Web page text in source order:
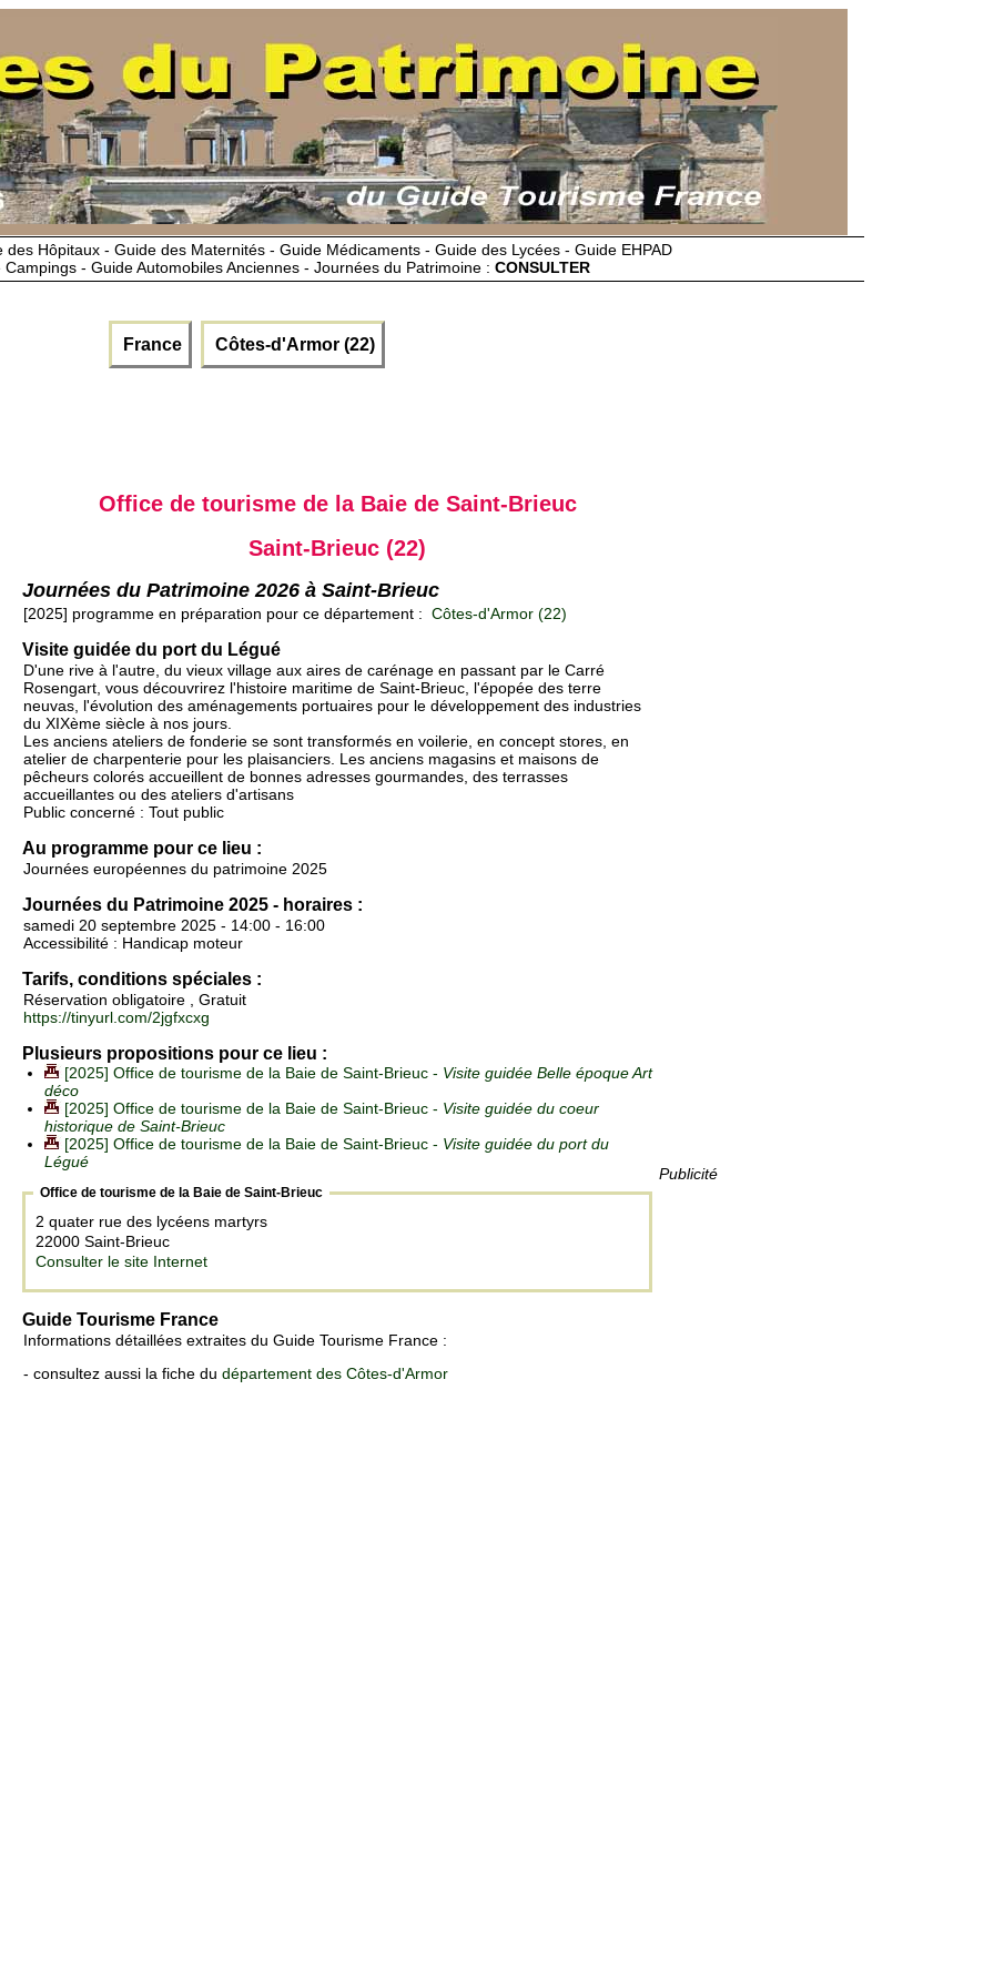
Hôpitaux - Guide des Maternités - Guide Médicaments - Guide des Lycées - Guide EHPAD
- Guide Automobiles Anciennes - Journées du Patrimoine : CONSULTER
France Côtes-d'Armor (22)
Publicité
Office de tourisme de la Baie de Saint-Brieuc
Saint-Brieuc (22)
Journées du Patrimoine 2026 à Saint-Brieuc
[2025] programme en préparation pour ce département : Côtes-d'Armor (22)
Visite guidée du port du Légué
D'une rive à l'autre, du vieux village aux aires de carénage en passant par le Carré
Rosengart, vous découvrirez l'histoire maritime de Saint-Brieuc, l'épopée des terre
neuvas, l'évolution des aménagements portuaires pour le développement des industries
du XIXème siècle à nos jours.
Les anciens ateliers de fonderie se sont transformés en voilerie, en concept stores, en
atelier de charpenterie pour les plaisanciers. Les anciens magasins et maisons de
pêcheurs colorés accueillent de bonnes adresses gourmandes, des terrasses
accueillantes ou des ateliers d'artisans
Public concerné : Tout public
Au programme pour ce lieu :
Journées européennes du patrimoine 2025
Journées du Patrimoine 2025 - horaires :
samedi 20 septembre 2025 - 14:00 - 16:00
Accessibilité : Handicap moteur
Tarifs, conditions spéciales :
Réservation obligatoire , Gratuit
https://tinyurl.com/2jgfxcxg
Plusieurs propositions pour ce lieu :
[2025] Office de tourisme de la Baie de Saint-Brieuc - Visite guidée Belle époque Art
déco
[2025] Office de tourisme de la Baie de Saint-Brieuc - Visite guidée du coeur
historique de Saint-Brieuc
[2025] Office de tourisme de la Baie de Saint-Brieuc - Visite guidée du port du
Légué
Office de tourisme de la Baie de Saint-Brieuc
2 quater rue des lycéens martyrs
22000 Saint-Brieuc
Consulter le site Internet
Guide Tourisme France
Informations détaillées extraites du Guide Tourisme France :
- consultez aussi la fiche du département des Côtes-d'Armor